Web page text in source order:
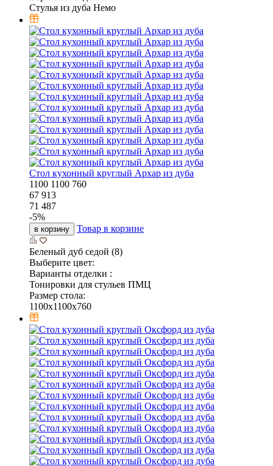
Стулья из дуба Немо
Стол кухонный круглый Архар из дуба
1100 1100 760
67 913
71 487
-5%
в корзину Товар в корзине
Беленый дуб седой (8)
Выберите цвет:
Варианты отделки :
Тонировки для стульев ПМЦ
Размер стола:
1100x1100x760